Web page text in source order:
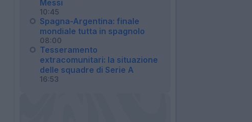
Messi
10:45
Spagna-Argentina: finale
mondiale tutta in spagnolo
08:00
Tesseramento
extracomunitari: la situazione
delle squadre di Serie A
16:53